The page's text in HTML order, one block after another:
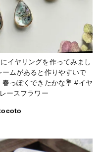
イヤリングを作ってみまし
ームがあると作りやすいで
っぽくできたかな💐 #イヤ
グ #レースフラワー